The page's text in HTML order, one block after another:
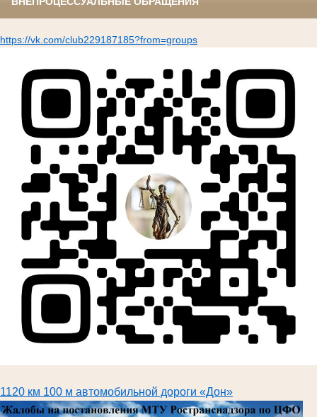
https://vk.com/club229187185?from=groups
1120 км 100 м автомобильной дороги «Дон»